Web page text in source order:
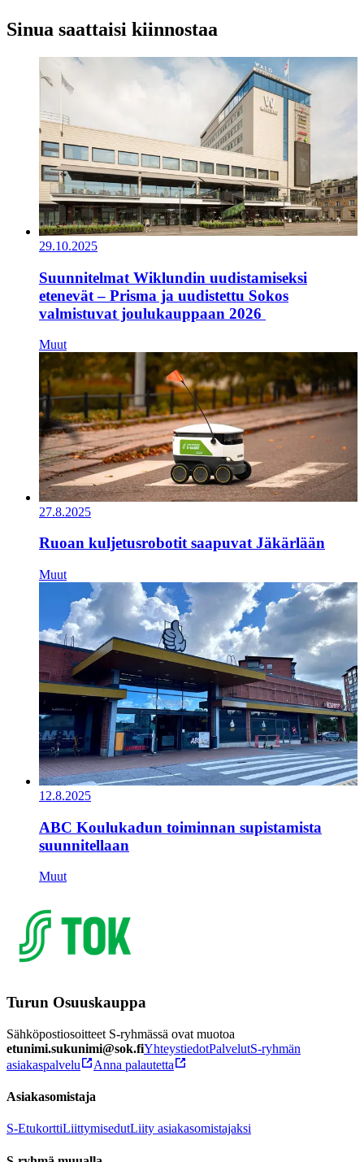
Sinua saattaisi kiinnostaa
29.10.2025
Suunnitelmat Wiklundin uudistamiseksi
etenevät – Prisma ja uudistettu Sokos
valmistuvat joulukauppaan 2026
Muut
27.8.2025
Ruoan kuljetusrobotit saapuvat Jäkärlään
Muut
12.8.2025
ABC Koulukadun toiminnan supistamista
suunnitellaan
Muut
Turun Osuuskauppa
Sähköpostiosoitteet S-ryhmässä ovat muotoa
etunimi.sukunimi@sok.fiYhteystiedotPalvelutS-ryhmän
asiakaspalvelu
Anna palautetta
Asiakasomistaja
S-EtukorttiLiittymisedutLiity asiakasomistajaksi